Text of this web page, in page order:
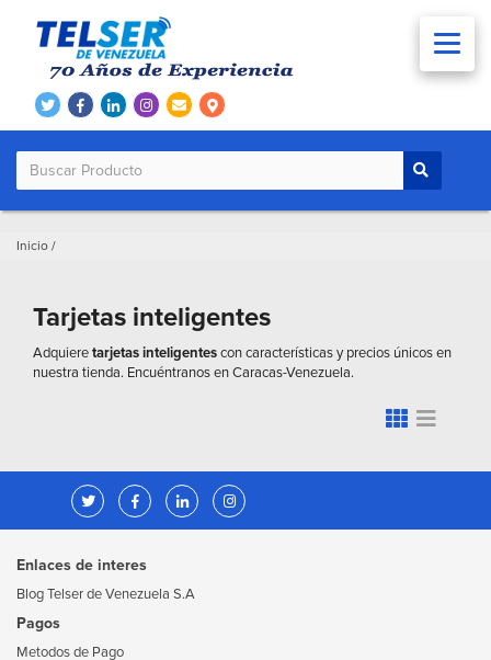
Inicio /
Tarjetas inteligentes
Adquieretarjetas inteligentescon características y precios únicos en
nuestra tienda. Encuéntranos en Caracas-Venezuela.
Enlaces de interes
Blog Telser de Venezuela S.A
Pagos
Metodos de Pago